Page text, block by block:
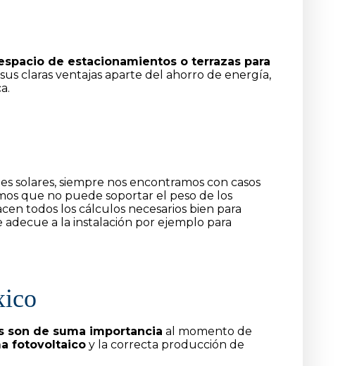
de estacionamientos o terrazas para
claras ventajas aparte del ahorro de energía,
solares, siempre nos encontramos con casos
que no puede soportar el peso de los
todos los cálculos necesarios bien para
a la instalación por ejemplo para
son de suma importancia al momento de
fotovoltaico y la correcta producción de